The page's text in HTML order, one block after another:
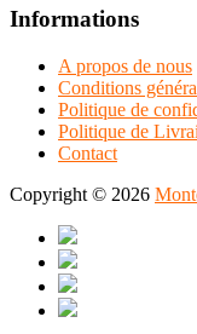
Informations
A propos de nous
Conditions
Politique de
Politique de
Contact
Copyright © 2026